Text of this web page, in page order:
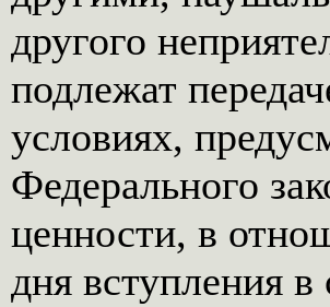
другого
подлежат
условиях,
Федерального
ценности, в
дня вступления